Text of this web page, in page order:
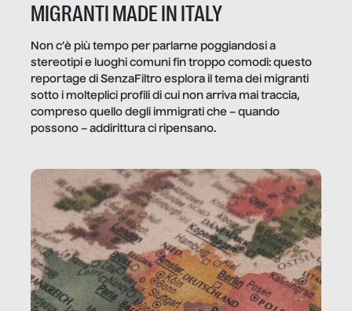
MIGRANTI MADE IN ITALY
Non c’è più tempo per parlarne poggiandosi a
stereotipi e luoghi comuni fin troppo comodi: questo
reportage di SenzaFiltro esplora il tema dei migranti
sotto i molteplici profili di cui non arriva mai traccia,
compreso quello degli immigrati che – quando
possono – addirittura ci ripensano.